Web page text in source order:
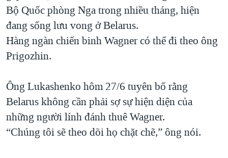
Bộ Quốc phòng Nga trong nhiều tháng, hiện
đang sống lưu vong ở Belarus.
Hàng ngàn chiến binh Wagner có thể đi theo ông
Prigozhin.
Ông Lukashenko hôm 27/6 tuyên bố rằng
Belarus không cần phải sợ sự hiện diện của
những người lính đánh thuê Wagner.
“Chúng tôi sẽ theo dõi họ chặt chẽ,” ông nói.